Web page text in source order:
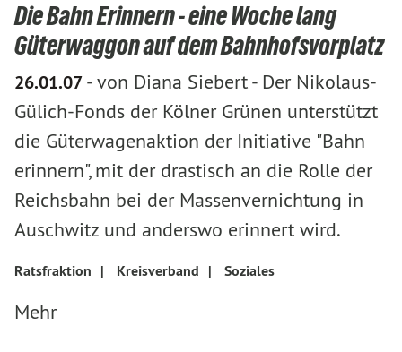
Die Bahn Erinnern - eine Woche lang
Güterwaggon auf dem Bahnhofsvorplatz
26.01.07-von Diana Siebert- Der Nikolaus-
Gülich-Fonds der Kölner Grünen unterstützt
die Güterwagenaktion der Initiative "Bahn
erinnern", mit der drastisch an die Rolle der
Reichsbahn bei der Massenvernichtung in
Auschwitz und anderswo erinnert wird.
Ratsfraktion | Kreisverband | Soziales
Mehr